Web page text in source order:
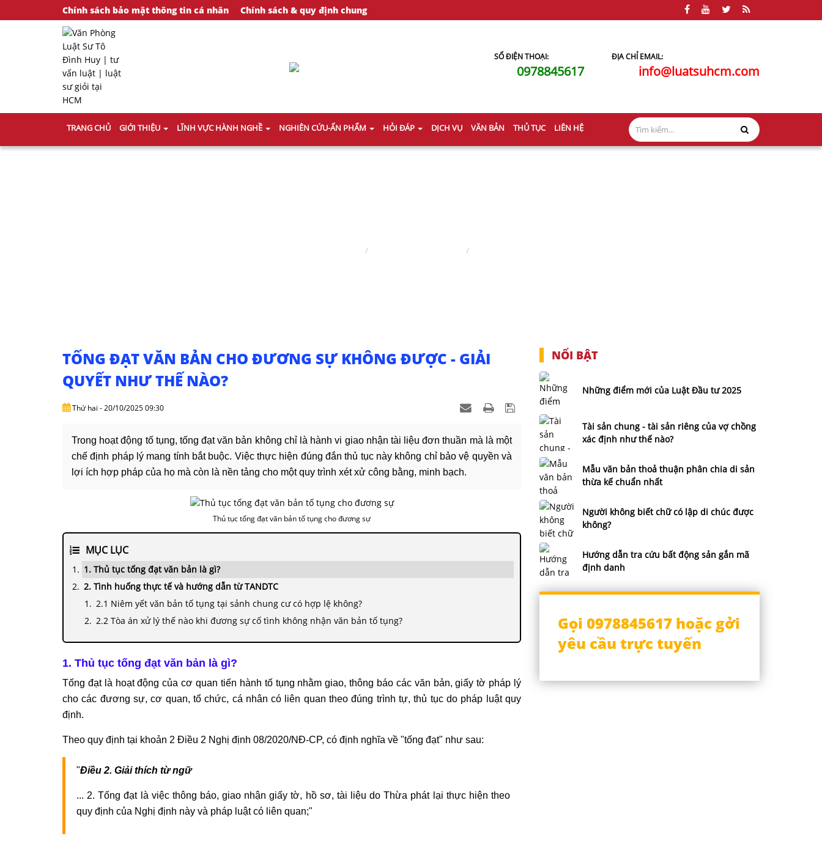
Chính sách bảo mật thông tin cá nhân Chính sách & quy định chung
SỐ ĐIỆN THOẠI:
0978845617
ĐỊA CHỈ EMAIL:
info@luatsuhcm.com
TRANG CHỦ GIỚI THIỆU LĨNH VỰC HÀNH NGHỀ NGHIÊN CỨU-ẤN PHẨM HỎI ĐÁP DỊCH VỤ VĂN BẢN THỦ TỤC LIÊN HỆ
TỐNG ĐẠT VĂN BẢN CHO ĐƯƠNG SỰ KHÔNG ĐƯỢC - GIẢI
QUYẾT NHƯ THẾ NÀO?
Thứ hai - 20/10/2025 09:30
Trong hoạt động tố tụng, tống đạt văn bản không chỉ là hành vi giao nhận tài liệu đơn thuần mà là một
chế định pháp lý mang tính bắt buộc. Việc thực hiện đúng đắn thủ tục này không chỉ bảo vệ quyền và
lợi ích hợp pháp của họ mà còn là nền tảng cho một quy trình xét xử công bằng, minh bạch.
Thủ tục tống đạt văn bản tố tụng cho đương sự
MỤC LỤC
1. Thủ tục tống đạt văn bản là gì?
2. Tình huống thực tế và hướng dẫn từ TANDTC
2.1 Niêm yết văn bản tố tụng tại sảnh chung cư có hợp lệ không?
2.2 Tòa án xử lý thế nào khi đương sự cố tình không nhận văn bản tố tụng?
1. Thủ tục tống đạt văn bản là gì?
Tống đạt là hoạt động của cơ quan tiến hành tố tụng nhằm giao, thông báo các văn bản, giấy tờ pháp lý
cho các đương sự, cơ quan, tổ chức, cá nhân có liên quan theo đúng trình tự, thủ tục do pháp luật quy
định.
Theo quy định tại khoản 2 Điều 2 Nghị định 08/2020/NĐ-CP, có định nghĩa về "tống đạt" như sau:
"Điều 2. Giải thích từ ngữ
... 2. Tống đạt là việc thông báo, giao nhận giấy tờ, hồ sơ, tài liệu do Thừa phát lại thực hiện theo
quy định của Nghị định này và pháp luật có liên quan;"
NỔI BẬT
Những điểm mới của Luật Đầu tư 2025
Tài sản chung - tài sản riêng của vợ chồng
xác định như thế nào?
Mẫu văn bản thoả thuận phân chia di sản
thừa kế chuẩn nhất
Người không biết chữ có lập di chúc được
không?
Hướng dẫn tra cứu bất động sản gắn mã
định danh
Gọi 0978845617 hoặc gởi
yêu cầu trực tuyến